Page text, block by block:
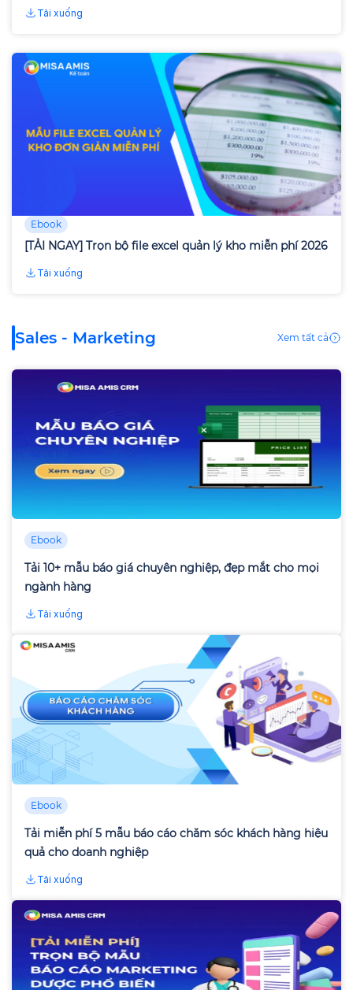
Tải xuống
Ebook
[TẢI NGAY] Trọn bộ file excel quản lý kho miễn phí 2026
Tải xuống
Sales - Marketing Xem tất cả
Ebook
Tải 10+ mẫu báo giá chuyên nghiệp, đẹp mắt cho mọi
ngành hàng
Tải xuống
Ebook
Tải miễn phí 5 mẫu báo cáo chăm sóc khách hàng hiệu
quả cho doanh nghiệp
Tải xuống